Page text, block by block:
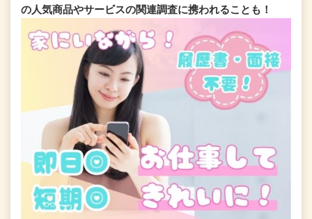
の人気商品やサービスの関連調査に携われることも！